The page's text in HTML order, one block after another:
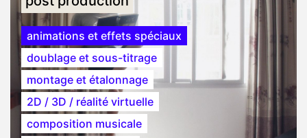
animations et effets spéciaux
doublage et sous-titrage
montage et étalonnage
2D / 3D / réalité virtuelle
composition musicale